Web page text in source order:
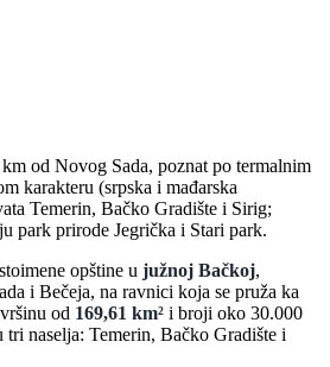
od Novog Sada, poznat po termalnim
karakteru (srpska i mađarska
Temerin, Bačko Gradište i Sirig;
park prirode Jegrička i Stari park.
opštine u južnoj Bačkoj,
i Bečeja, na ravnici koja se pruža ka
od 169,61 km² i broji oko 30.000
tri naselja: Temerin, Bačko Gradište i